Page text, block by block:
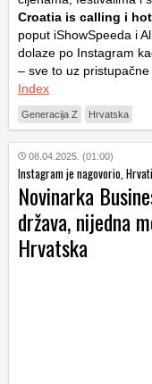
Croatia is calling i
poput iShowSpeeda i
dolaze po Instagram
– sve to uz pristupačne
Index
Generacija Z Hrvatska
08.04.2025. (01:00)
Instagram je nagovorio,
Novinarka
država, nijedna
Hrvatska